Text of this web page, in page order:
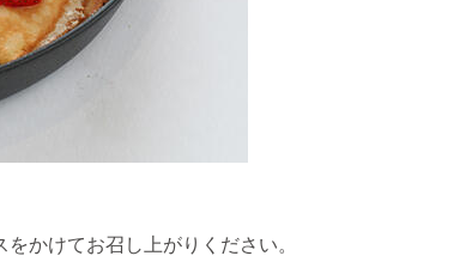
かけてお召し上がりください。